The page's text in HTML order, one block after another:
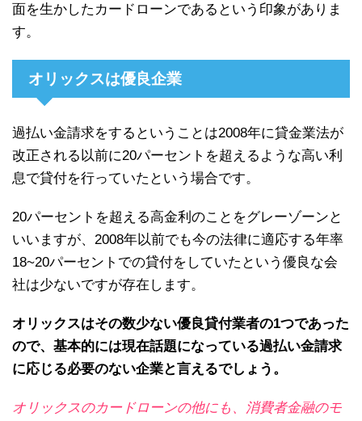
面を生かしたカードローンであるという印象がありま
す。
オリックスは優良企業
過払い金請求をするということは2008年に貸金業法が
改正される以前に20パーセントを超えるような高い利
息で貸付を行っていたという場合です。
20パーセントを超える高金利のことをグレーゾーンと
いいますが、2008年以前でも今の法律に適応する年率
18~20パーセントでの貸付をしていたという優良な会
社は少ないですが存在します。
オリックスはその数少ない優良貸付業者の1つであった
ので、基本的には現在話題になっている過払い金請求
に応じる必要のない企業と言えるでしょう。
オリックスのカードローンの他にも、消費者金融のモ